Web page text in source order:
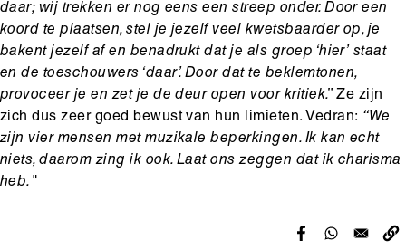
daar; wij trekken er nog eens een streep onder. Door een
koord te plaatsen, stel je jezelf veel kwetsbaarder op, je
bakent jezelf af en benadrukt dat je als groep ‘hier’ staat
en de toeschouwers ‘daar’. Door dat te beklemtonen,
provoceer je en zet je de deur open voor kritiek.” Ze zijn
zich dus zeer goed bewust van hun limieten. Vedran: “We
zijn vier mensen met muzikale beperkingen. Ik kan echt
niets, daarom zing ik ook. Laat ons zeggen dat ik charisma
heb."